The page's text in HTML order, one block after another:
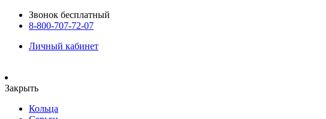
Звонок бесплатный
8-800-707-72-07
Личный кабинет
Закрыть
Кольца